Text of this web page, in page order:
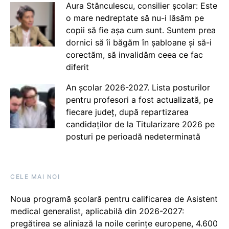
Aura Stănculescu, consilier școlar: Este
o mare nedreptate să nu-i lăsăm pe
copii să fie așa cum sunt. Suntem prea
dornici să îi băgăm în șabloane și să-i
corectăm, să invalidăm ceea ce fac
diferit
An școlar 2026-2027. Lista posturilor
pentru profesori a fost actualizată, pe
fiecare județ, după repartizarea
candidaților de la Titularizare 2026 pe
posturi pe perioadă nedeterminată
CELE MAI NOI
Noua programă școlară pentru calificarea de Asistent
medical generalist, aplicabilă din 2026-2027:
pregătirea se aliniază la noile cerințe europene, 4.600